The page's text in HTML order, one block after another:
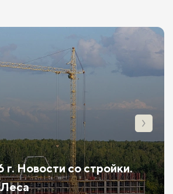
Новости со стройки.